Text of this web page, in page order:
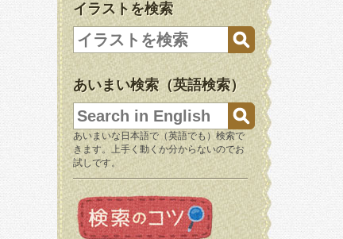
イラストを検索
あいまい検索（英語検索）
あいまいな日本語で（英語でも）検索で
きます。上手く動くか分からないのでお
試しです。